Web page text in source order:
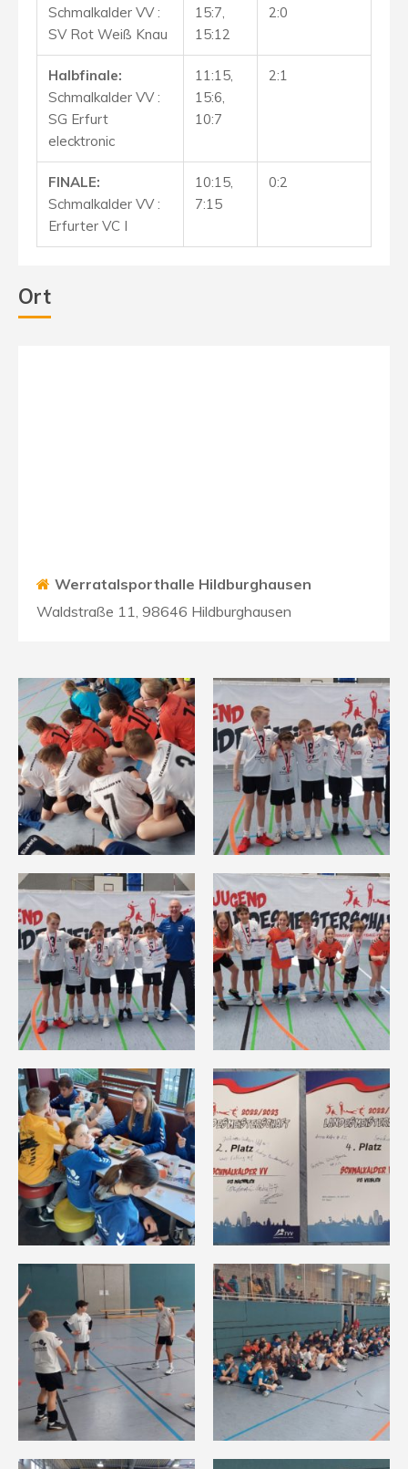
Schmalkalder VV :
SV Rot Weiß Knau
15:7,
15:12
2:0
Halbfinale:
Schmalkalder VV :
SG Erfurt
elecktronic
11:15,
15:6,
10:7
2:1
FINALE:
Schmalkalder VV :
Erfurter VC I
10:15,
7:15
0:2
Ort
Werratalsporthalle Hildburghausen
Waldstraße 11, 98646 Hildburghausen